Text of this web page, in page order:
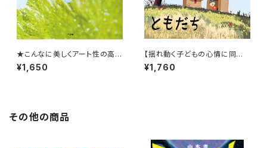
★こんなに美しくアート性の高い
海の写真絵本は見たことない！
★『なにかななにかな 海のな
¥1,650
【揺れ動く子どもの心情に同
感！】『ともだち』
¥1,760
その他の商品